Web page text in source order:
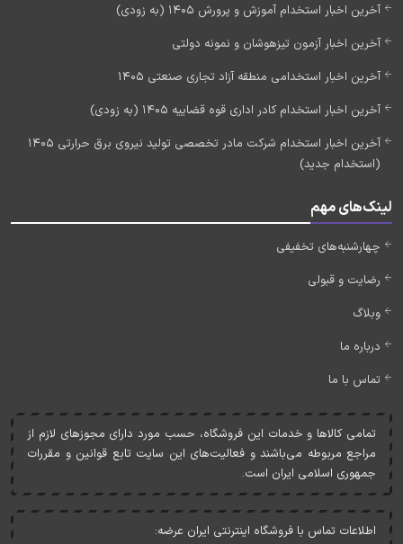
آخرین اخبار استخدام آموزش و پرورش 1405 (به زودی)
آخرین اخبار آزمون تیزهوشان و نمونه دولتی
آخرین اخبار استخدامی منطقه آزاد تجاری صنعتی 1405
آخرین اخبار استخدام کادر اداری قوه قضاییه 1405 (به زودی)
آخرین اخبار استخدام شرکت مادر تخصصی تولید نیروی برق حرارتی 1405
(استخدام جدید)
لینک‌های مهم
چهارشنبه‌های تخفیفی
رضایت و قبولی
وبلاگ
درباره ما
تماس با ما
تمامی کالاها و خدمات اين فروشگاه، حسب مورد دارای مجوزهای لازم از
مراجع مربوطه می‌باشند و فعاليت‌های اين سايت تابع قوانين و مقررات
جمهوری اسلامی ايران است.
اطلاعات تماس با فروشگاه اینترنتی ایران عرضه: